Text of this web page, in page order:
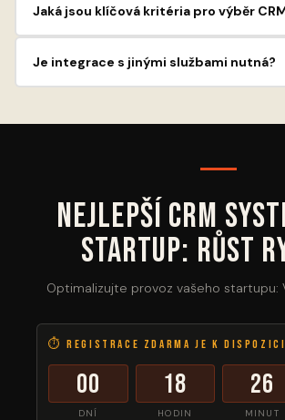
populárními službami na Ukrajině a podporu
Jaká jsou klíčová kritéria pro výběr
škálování jsou důležité
Je integrace s jinými službami nutná?
Nejlepší CRM
startup: Růst
Optimalizujte provoz vašeho startupu:
⏱ Registrace zdarma je k
00
DNÍ
18
HODIN
26
MINUT